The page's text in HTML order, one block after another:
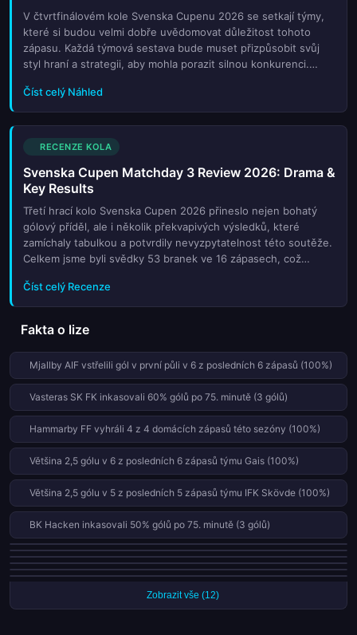
V čtvrtfinálovém kole Svenska Cupenu 2026 se setkají týmy,
které si budou velmi dobře uvědomovat důležitost tohoto
zápasu. Každá týmová sestava bude muset přizpůsobit svůj
styl hraní a strategii, aby mohla porazit silnou konkurenci.
útoku, c
Číst celý Náhled
RECENZE KOLA
Svenska Cupen Matchday 3 Review 2026: Drama &
Key Results
Třetí hrací kolo Svenska Cupen 2026 přineslo nejen bohatý
gólový příděl, ale i několik překvapivých výsledků, které
zamíchaly tabulkou a potvrdily nevyzpytatelnost této soutěže.
Celkem jsme byli svědky 53 branek ve 16 zápasech, což
zaznamenaly soli
Číst celý Recenze
Fakta o lize
Mjallby AIF vstřelili gól v první půli v 6 z posledních 6 zápasů (100%)
Vasteras SK FK inkasovali 60% gólů po 75. minutě (3 gólů)
Hammarby FF vyhráli 4 z 4 domácích zápasů této sezóny (100%)
Většina 2,5 gólu v 6 z posledních 6 zápasů týmu Gais (100%)
Většina 2,5 gólu v 5 z posledních 5 zápasů týmu IFK Skövde (100%)
BK Hacken inkasovali 50% gólů po 75. minutě (3 gólů)
IF Karlstad neproměnili v 3 z 5 zápasů (60%)
Hammarby FF skórovali v každém ze svých posledních 6 zápasů
Orebro SK vstřelili 89% svých gólů ve druhé půli
IF Brommapojkarna vstřelili 89% svých gólů ve druhé půli
Mjallby AIF skórovali v každém ze svých posledních 6 zápasů
Zobrazit vše (12)